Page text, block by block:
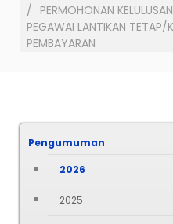
PERMOHONAN
PEGAWAI LANTIKAN TETAP/
PEMBAYARAN
Pengumuman
2026
2025